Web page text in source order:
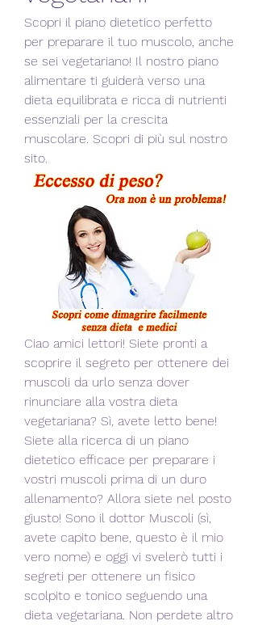
Scopri il piano dietetico perfetto
per preparare il tuo muscolo, anche
se sei vegetariano! Il nostro piano
alimentare ti guiderà verso una
dieta equilibrata e ricca di nutrienti
essenziali per la crescita
muscolare. Scopri di più sul nostro
sito.
Ciao amici lettori! Siete pronti a
scoprire il segreto per ottenere dei
muscoli da urlo senza dover
rinunciare alla vostra dieta
vegetariana? Sì, avete letto bene!
Siete alla ricerca di un piano
dietetico efficace per preparare i
vostri muscoli prima di un duro
allenamento? Allora siete nel posto
giusto! Sono il dottor Muscoli (sì,
avete capito bene, questo è il mio
vero nome) e oggi vi svelerò tutti i
segreti per ottenere un fisico
scolpito e tonico seguendo una
dieta vegetariana. Non perdete altro